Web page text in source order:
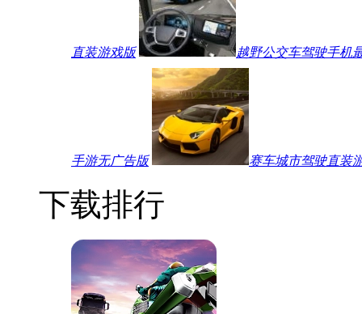
直装游戏版 越野公交车驾驶手机
手游无广告版 赛车城市驾驶直装
下载排行